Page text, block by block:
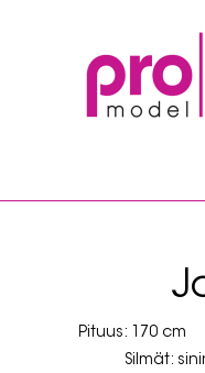
Pituus: 170 cm
Silmät: